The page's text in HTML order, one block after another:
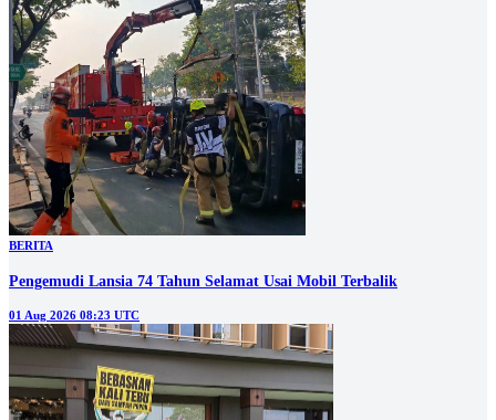
BERITA
Pengemudi Lansia 74 Tahun Selamat Usai Mobil Terbalik
01 Aug 2026 08:23 UTC